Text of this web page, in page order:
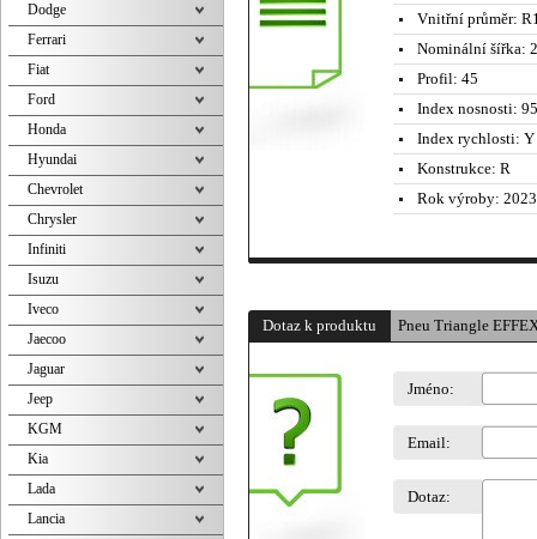
Vnitřní průměr:
Nominální šířka:
Profil: 45
Index nosnosti:
Index rychlosti: Y
Konstrukce: R
Rok výroby:
Dotaz k produktu Pneu Triangle
Jméno:
Email:
Dotaz:
Dodge
Ferrari
Fiat
Ford
Honda
Hyundai
Chevrolet
Chrysler
Infiniti
Isuzu
Iveco
Jaecoo
Jaguar
Jeep
KGM
Kia
Lada
Lancia